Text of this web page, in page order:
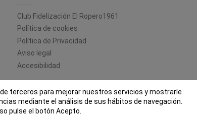
Club Fidelización El Ropero1961
Política de cookies
Política de Privacidad
Aviso legal
Accesibilidad
terceros para mejorar nuestros servicios y mostrarle
mediante el análisis de sus hábitos de navegación.
pulse el botón Acepto.
- Todos los derechos reservados - Powered by